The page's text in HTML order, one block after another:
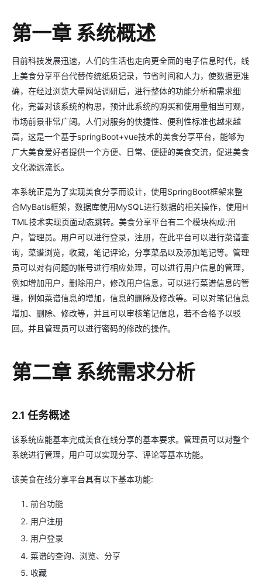
第一章 系统概述
目前科技发展迅速，人们的生活也走向更全面的电子信息时代，线
上美食分享平台代替传统纸质记录，节省时间和人力，使数据更准
确，在经过浏览大量网站调研后，进行整体的功能分析和需求细
化，完善对该系统的构思，预计此系统的购买和使用量相当可观，
市场前景非常广阔。人们对服务的快捷性、便利性标准也越来越
高，这是一个基于springBoot+vue技术的美食分享平台，能够为
广大美食爱好者提供一个方便、日常、便捷的美食交流，促进美食
文化源远流长。
本系统正是为了实现美食分享而设计，使用SpringBoot框架来整
合MyBatis框架，数据库使用MySQL进行数据的相关操作，使用H
TML技术实现页面动态跳转。美食分享平台有二个模块构成:用
户，管理员。用户可以进行登录，注册，在此平台可以进行菜谱查
询，菜谱浏览，收藏，笔记评论，分享菜品以及添加笔记等。管理
员可以对有问题的帐号进行相应处理，可以进行用户信息的管理，
例如增加用户，删除用户，修改用户信息，可以进行菜谱信息的管
理，例如菜谱信息的增加，信息的删除及修改等。可以对笔记信息
增加、删除、修改等，并且可以审核笔记信息，若不合格予以驳
回。并且管理员可以进行密码的修改的操作。
第二章 系统需求分析
2.1 任务概述
该系统应能基本完成美食在线分享的基本要求。管理员可以对整个
系统进行管理，用户可以实现分享、评论等基本功能。
该美食在线分享平台具有以下基本功能:
前台功能
用户注册
用户登录
菜谱的查询、浏览、分享
收藏